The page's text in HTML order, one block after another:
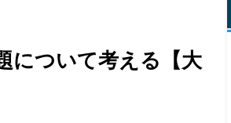
について考える【大